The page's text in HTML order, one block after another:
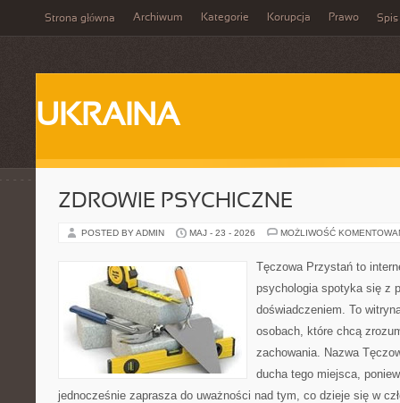
Strona główna Archiwum Kategorie Korupcja Prawo Spis
UKRAINA
ZDROWIE PSYCHICZNE
POSTED BY ADMIN MAJ - 23 - 2026 MOŻLIWOŚĆ
Tęczowa Przystań to
psychologia spotyka się z
doświadczeniem. To
osobach, które chcą
zachowania. Nazwa
ducha tego miejsca,
jednocześnie zaprasza do uważności nad tym, co dzieje się w